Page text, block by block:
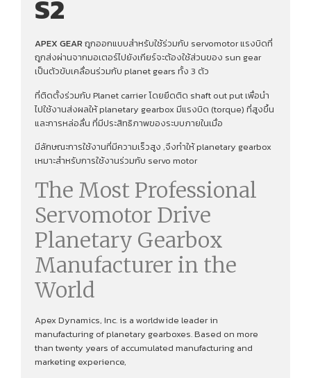
S2
APEX GEAR ถูกออกแบบสำหรับใช้ร่วมกับ servomotor แรงบิดที่
ถูกส่งผ่านจากมอเตอร์ไปยังเกียร์จะต้องใช้ส่วนของ sun gear
เป็นตัวขับเคลื่อนร่วมกับ planet gears ทั้ง 3 ตัว
ที่ติดตั้งร่วมกับ Planet carrier โดยยึดติด shaft out put เพื่อนํา
ไปใช้งานส่งผลให้ planetary gearbox มีแรงบิด (torque) ที่สูงขึ้น
และการหล่อลื่น ที่มีประสิทธิภาพของระบบภายในเมื่อ
มีลักษณะการใช้งานที่มีความเร็วสูง ,จึงทําให้ planetary gearbox
เหมาะสำหรับการใช้งานร่วมกับ servo motor
The Most Professional
Servomotor Drive
Planetary Gearbox
Manufacturer in the
World
Apex Dynamics, Inc. is a worldwide leader in
manufacturing of planetary gearboxes. Based on more
than twenty years of accumulated manufacturing and
marketing experience,